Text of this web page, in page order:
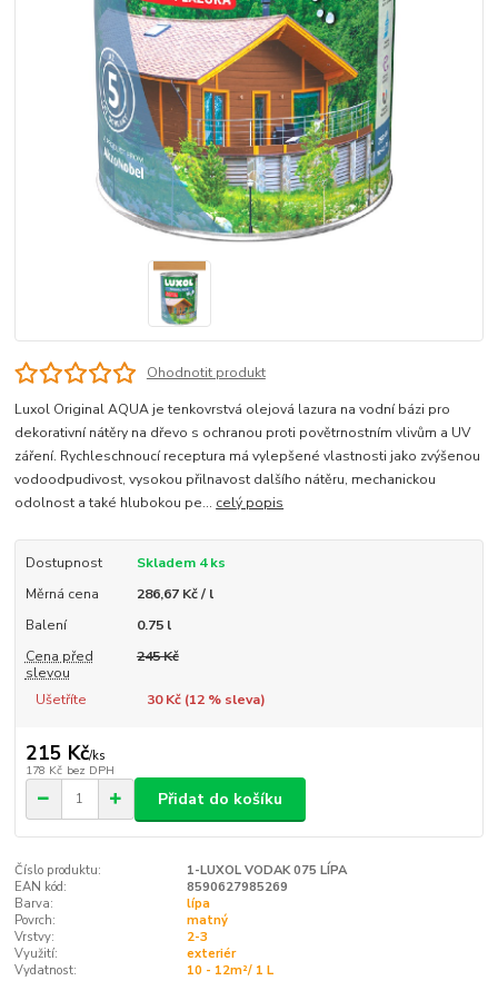
Ohodnotit produkt
Luxol Original AQUA je tenkovrstvá olejová lazura na vodní bázi pro
dekorativní nátěry na dřevo s ochranou proti povětrnostním vlivům a UV
záření. Rychleschnoucí receptura má vylepšené vlastnosti jako zvýšenou
vodoodpudivost, vysokou přilnavost dalšího nátěru, mechanickou
odolnost a také hlubokou pe... celý popis
Dostupnost
Skladem 4 ks
Měrná cena
286,67 Kč / l
Balení
0.75 l
Cena před
slevou
245 Kč
Ušetříte 30 Kč (12% sleva)
215 Kč/ks
178 Kč bez DPH
Přidat do košíku
Číslo produktu:
1-LUXOL VODAK 075 LÍPA
EAN kód:
8590627985269
Barva:
lípa
Povrch:
matný
Vrstvy:
2-3
Využití:
exteriér
Vydatnost:
10 - 12m²/ 1 L